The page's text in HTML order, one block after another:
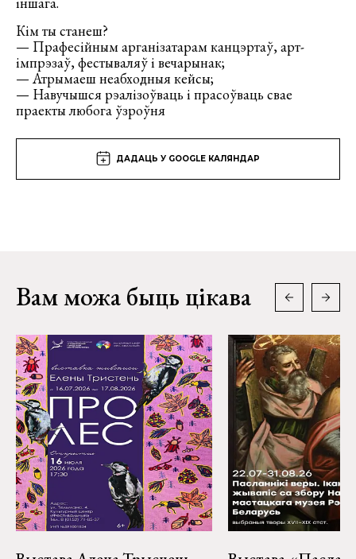
Кім ты станеш?
— Прафесійным арганізатарам канцэртаў, арт-
імпрэзаў, фестываляў і вечарынак;
— Атрымаеш неабходныя кейсы;
— Навучышся рэалізоўваць і прасоўваць свае
праекты любога ўзроўня
ДАДАЦЬ У GOOGLE КАЛЯНДАР
Вам можа быць цікава